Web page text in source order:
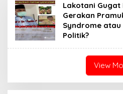
Lakotani Gugat
Gerakan
Syndrome
Politik?
View